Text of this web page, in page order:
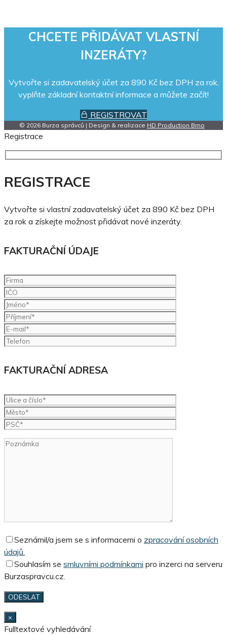
CHCETE PŘIDÁVAT VLASTNÍ
INZERÁTY?
Vytvořte si zadavatelský účet za 890 Kč bez DPH za rok,
vyplňte základní kontaktní informace a můžete začít!
REGISTROVAT
© 2026 Burza správců | Design & realizace HD Production Brno
Registrace
REGISTRACE
Vytvořte si vlastní zadavatelský účet za 890 Kč bez DPH
za rok a získejte možnost přidávat nové inzeráty.
FAKTURAČNÍ ÚDAJE
FAKTURAČNÍ ADRESA
Seznámil/a jsem se s informacemi o zpracování osobních
údajů.
Souhlasím se smluvními podmínkami pro inzerci na serveru
Burzaspravcu.cz.
×
Fulltextové vyhledávání